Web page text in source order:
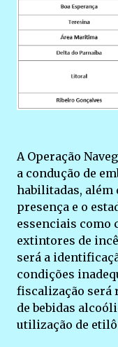
A Operação
a condução de
habilitadas, além
presença e o
essenciais como
extintores de
será a
condições
fiscalização será
de bebidas
utilização de